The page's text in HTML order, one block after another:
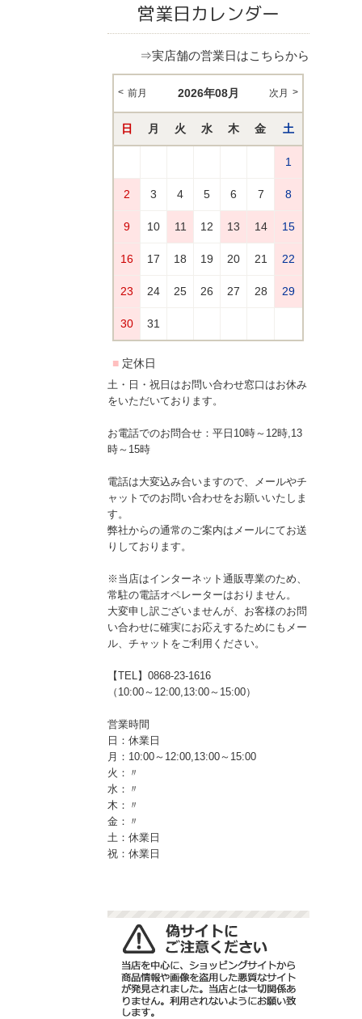
営業日カレンダー
⇒実店舗の営業日はこちらから
土・日・祝日はお問い合わせ窓口はお休み
をいただいております。
お電話でのお問合せ：平日10時～12時,13
時～15時
電話は大変込み合いますので、メールやチ
ャットでのお問い合わせをお願いいたしま
す。
弊社からの通常のご案内はメールにてお送
りしております。
※当店はインターネット通販専業のため、
常駐の電話オペレーターはおりません。
大変申し訳ございませんが、お客様のお問
い合わせに確実にお応えするためにもメー
ル、チャットをご利用ください。
【TEL】0868-23-1616
（10:00～12:00,13:00～15:00）
営業時間
日：休業日
月：10:00～12:00,13:00～15:00
火：〃
水：〃
木：〃
金：〃
土：休業日
祝：休業日